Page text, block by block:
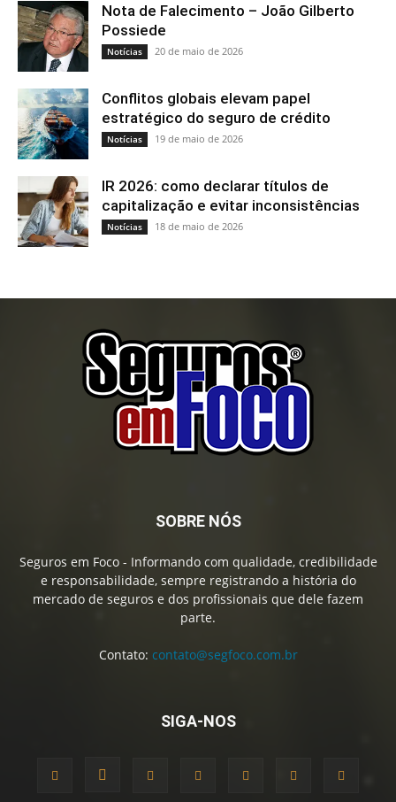
Nota de Falecimento – João Gilberto
Possiede
Notícias 20 de maio de 2026
Conflitos globais elevam papel
estratégico do seguro de crédito
Notícias 19 de maio de 2026
IR 2026: como declarar títulos de
capitalização e evitar inconsistências
Notícias 18 de maio de 2026
SOBRE NÓS
Seguros em Foco - Informando com qualidade, credibilidade
e responsabilidade, sempre registrando a história do
mercado de seguros e dos profissionais que dele fazem
parte.
Contato: contato@segfoco.com.br
SIGA-NOS